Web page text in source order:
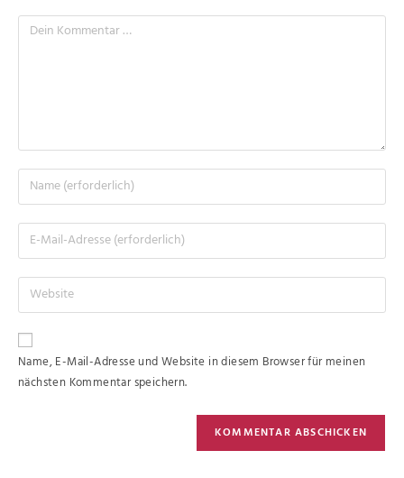
Name, E-Mail-Adresse und Website in diesem Browser für meinen
nächsten Kommentar speichern.